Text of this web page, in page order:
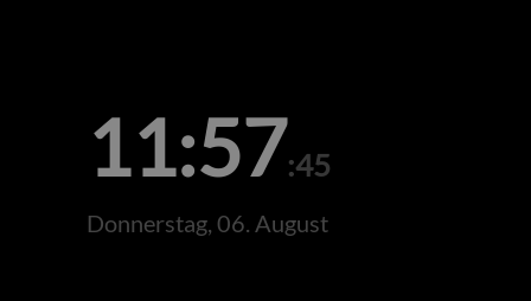
11:57:45
Donnerstag, 06. August